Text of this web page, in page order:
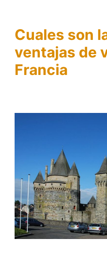
Cuales son
ventajas de
Francia